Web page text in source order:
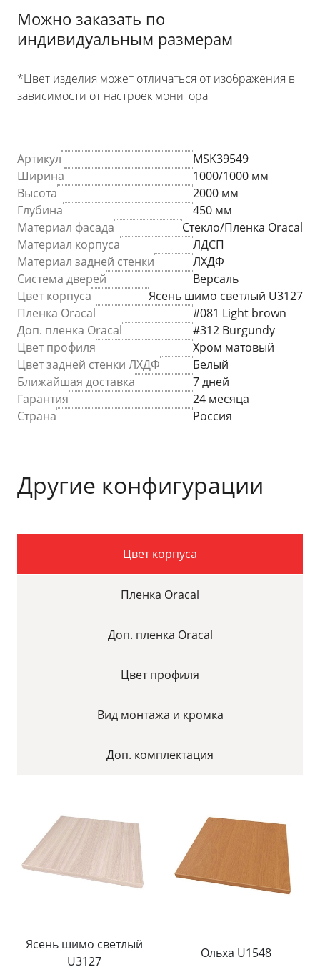
Можно заказать по
индивидуальным размерам
*Цвет изделия может отличаться от изображения в
зависимости от настроек монитора
Артикул
MSK39549
Ширина
1000/1000 мм
Высота
2000 мм
Глубина
450 мм
Материал фасада
Стекло/Пленка Oracal
Материал корпуса
ЛДСП
Материал задней стенки
ЛХДФ
Система дверей
Версаль
Цвет корпуса
Ясень шимо светлый U3127
Пленка Oracal
#081 Light brown
Доп. пленка Oracal
#312 Burgundy
Цвет профиля
Хром матовый
Цвет задней стенки ЛХДФ
Белый
Ближайшая доставка
7 дней
Гарантия
24 месяца
Страна
Россия
Другие конфигурации
Цвет корпуса
Пленка Oracal
Доп. пленка Oracal
Цвет профиля
Вид монтажа и кромка
Доп. комплектация
Ясень шимо светлый
U3127
Ольха U1548